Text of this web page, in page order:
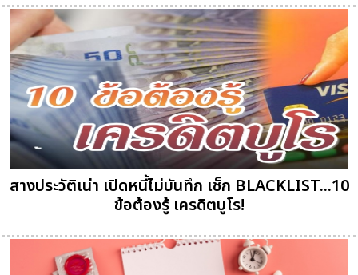
สางประวัติเน่า เปิดหนี้ไม่บันทึก เช็ก BLACKLIST...10
ข้อต้องรู้ เครดิตบูโร!